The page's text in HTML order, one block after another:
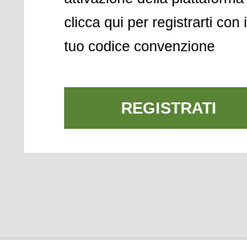
clicca qui per registrarti con il
tuo codice convenzione
REGISTRATI